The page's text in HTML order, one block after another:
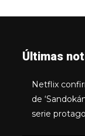
Últimas
Netflix
de
serie